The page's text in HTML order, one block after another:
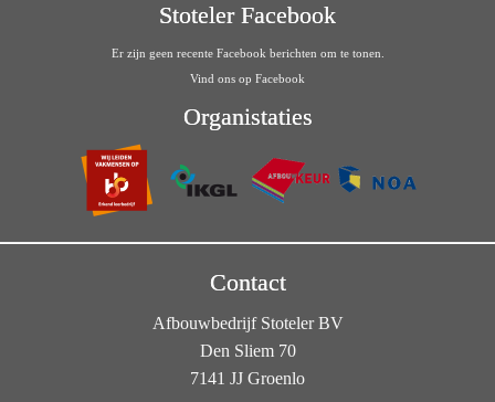
Stoteler Facebook
Er zijn geen recente Facebook berichten om te tonen.
Vind ons op Facebook
Organistaties
Contact
Afbouwbedrijf Stoteler BV
Den Sliem 70
7141 JJ Groenlo